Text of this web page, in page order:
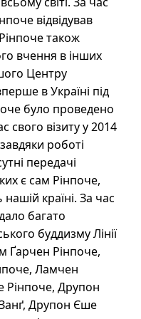
ворогів
та омана,
відносно
аби вони
з
до наших
долаємо тимчасові
обставин у
є вибір. Якщо ми
і гнівом, це може
результатів, які
до майбутніх
істот. Якщо
терпіння,
до всіх істот,
тоді ми
відвідував
також
вчення в інших
Центру
в Україні під
було проведено
свого візиту у 2014
роботі
передачі
є сам Рінпоче,
країні. За час
багато
буддизму Лінії
Ґарчен Рінпоче,
Ламчен
Рінпоче, Друпон
Друпон Єше